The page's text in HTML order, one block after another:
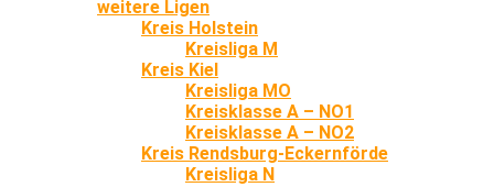
weitere Ligen
Kreis Holstein
Kreisliga M
Kreis Kiel
Kreisliga MO
Kreisklasse A – NO1
Kreisklasse A – NO2
Kreis Rendsburg-Eckernförde
Kreisliga N